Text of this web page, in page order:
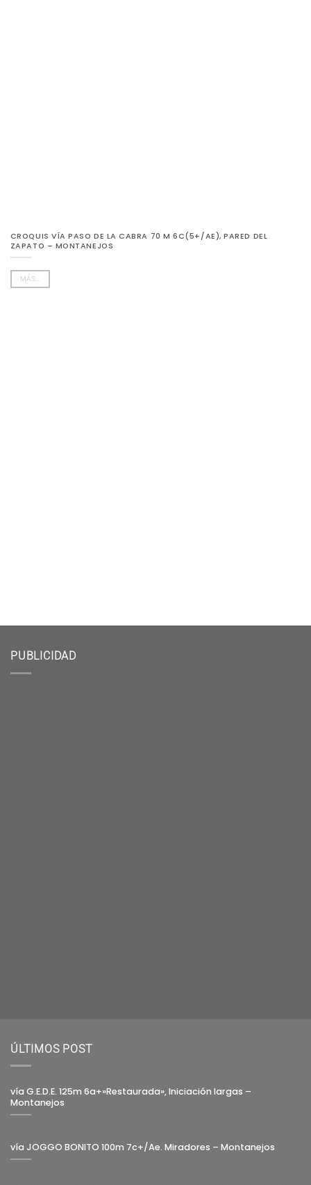
CROQUIS VÍA PASO DE LA CABRA 70 M 6C(5+/AE), PARED DEL
ZAPATO – MONTANEJOS
MÁS...
PUBLICIDAD
ÚLTIMOS POST
vía G.E.D.E. 125m 6a+»Restaurada», Iniciación largas –
Montanejos
vía JOGGO BONITO 100m 7c+/Ae. Miradores – Montanejos